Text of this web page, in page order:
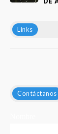
Links
Contáctanos